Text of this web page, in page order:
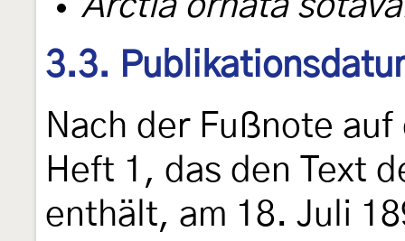
3.3.
Nach der Fußnote
Heft 1, das den Text
enthält, am 18. Juli